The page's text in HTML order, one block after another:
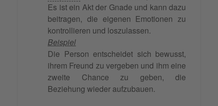
Es ist ein Akt der Gnade und kann dazu
beitragen, die eigenen Emotionen zu
kontrollieren und loszulassen.
Beispiel
Die Person entscheidet sich bewusst,
ihrem Freund zu vergeben und ihm eine
zweite Chance zu geben, die
Beziehung wieder aufzubauen.